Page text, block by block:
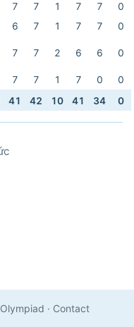
7 7 1 7 7
0
6 7 1 7 7
0
7 7 2 6 6 0
7 7 1 7 0
0
41 42 10 41 34 0
· Contact